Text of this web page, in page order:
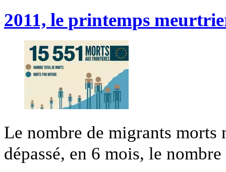
2011, le printemps
Le nombre de migrants morts
dépassé, en 6 mois, le